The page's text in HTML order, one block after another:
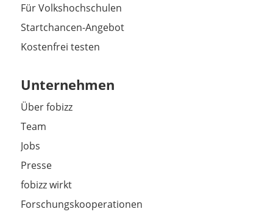
Für Volkshochschulen
Startchancen-Angebot
Kostenfrei testen
Unternehmen
Über fobizz
Team
Jobs
Presse
fobizz wirkt
Forschungskooperationen